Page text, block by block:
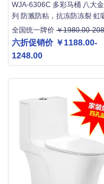
WJA-6306C 多彩马桶 八大
列 防溅防粘，抗冻防冻裂 虹
全国统一牌价￥1980.00-
六折促销价 ￥1188.00-
1248.00